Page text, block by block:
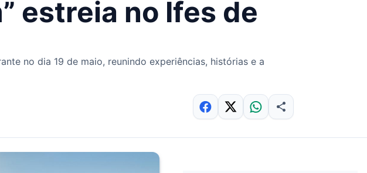
estreia no Ifes de
no dia 19 de maio, reunindo experiências, histórias e a